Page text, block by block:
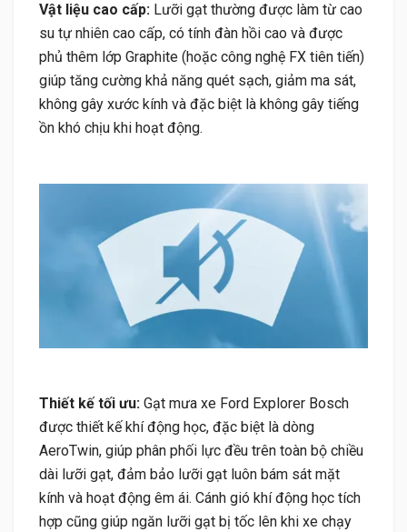
Vật liệu cao cấp: Lưỡi gạt thường được làm từ cao
su tự nhiên cao cấp, có tính đàn hồi cao và được
phủ thêm lớp Graphite (hoặc công nghệ FX tiên tiến)
giúp tăng cường khả năng quét sạch, giảm ma sát,
không gây xước kính và đặc biệt là không gây tiếng
ồn khó chịu khi hoạt động.
Thiết kế tối ưu: Gạt mưa xe Ford Explorer Bosch
được thiết kế khí động học, đặc biệt là dòng
AeroTwin, giúp phân phối lực đều trên toàn bộ chiều
dài lưỡi gạt, đảm bảo lưỡi gạt luôn bám sát mặt
kính và hoạt động êm ái. Cánh gió khí động học tích
hợp cũng giúp ngăn lưỡi gạt bị tốc lên khi xe chạy